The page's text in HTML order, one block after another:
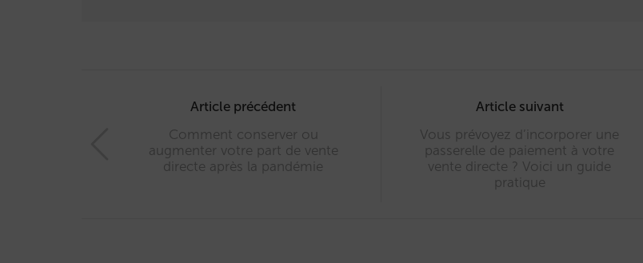
Article précédent
Comment conserver ou
augmenter votre part de vente
directe après la pandémie
Article suivant
Vous prévoyez d’incorporer une
passerelle de paiement à votre
vente directe ? Voici un guide
pratique